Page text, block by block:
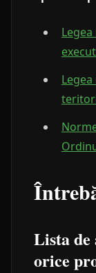
Lista de
orice